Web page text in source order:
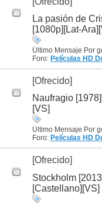
La pasión de
[1080p][Lat-
Último Mensaje Por
Foro: Películas HD
[Ofrecido]
Naufragio
[VS]
Último Mensaje Por
Foro: Películas HD
[Ofrecido]
Stockholm
[Castellano][VS]